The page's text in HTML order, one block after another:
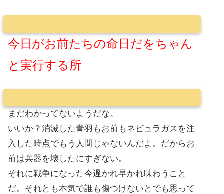
今日がお前たちの命日だをちゃん
と実行する所
まだわかってないようだな。
いいか？消滅した青羽もお前もネビュラガスを注
入した時点でもう人間じゃないんだよ。だからお
前は兵器を壊したにすぎない。
それに戦争になった今遅かれ早かれ味わうこと
だ。それとも本気で誰も傷つけないとでも思って